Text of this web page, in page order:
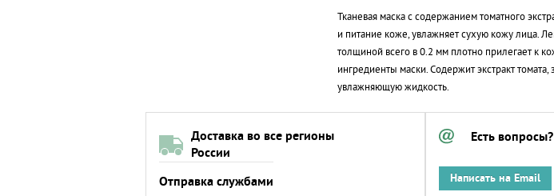
Тканевая маска с содержанием томатного
и питание коже, увлажняет сухую кожу лица.
толщиной всего в 0.2 мм плотно прилегает к
ингредиенты маски. Содержит экстракт томата,
увлажняющую жидкость.
Доставка во все регионы
России
Отправка службами
Есть вопросы?
Написать на Email